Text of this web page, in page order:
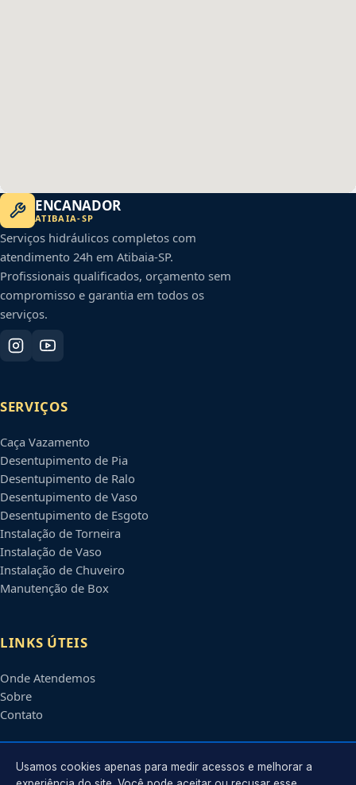
ENCANADOR
ATIBAIA-SP
Serviços hidráulicos completos com
atendimento 24h em Atibaia-SP.
Profissionais qualificados, orçamento sem
compromisso e garantia em todos os
serviços.
SERVIÇOS
Caça Vazamento
Desentupimento de Pia
Desentupimento de Ralo
Desentupimento de Vaso
Desentupimento de Esgoto
Instalação de Torneira
Instalação de Vaso
Instalação de Chuveiro
Manutenção de Box
LINKS ÚTEIS
Onde Atendemos
Sobre
Contato
CONTATO
Usamos cookies apenas para medir acessos e melhorar a